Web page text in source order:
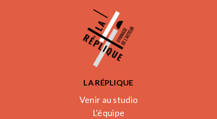
LA RÉPLIQUE
Venir au studio
L'équipe